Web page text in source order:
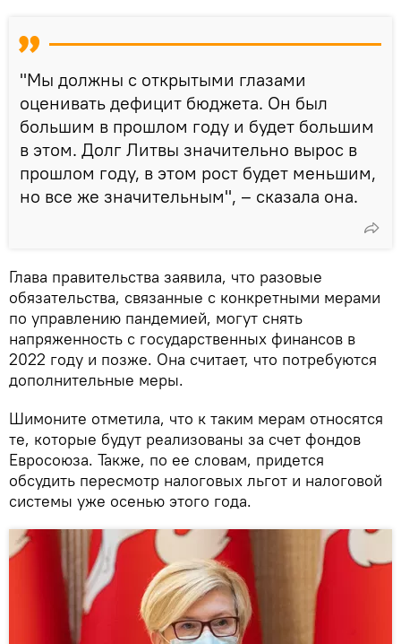
"Мы должны с открытыми глазами
оценивать дефицит бюджета. Он был
большим в прошлом году и будет большим
в этом. Долг Литвы значительно вырос в
прошлом году, в этом рост будет меньшим,
но все же значительным", – сказала она.
Глава правительства заявила, что разовые
обязательства, связанные с конкретными мерами
по управлению пандемией, могут снять
напряженность с государственных финансов в
2022 году и позже. Она считает, что потребуются
дополнительные меры.
Шимоните отметила, что к таким мерам относятся
те, которые будут реализованы за счет фондов
Евросоюза. Также, по ее словам, придется
обсудить пересмотр налоговых льгот и налоговой
системы уже осенью этого года.